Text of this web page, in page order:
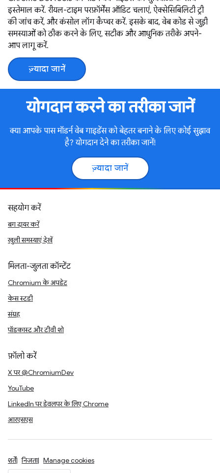
इस्तेमाल करें. रीयल-टाइम परफ़ॉर्मेंस ऑडिट चलाएं, ऐक्सेसिबिलिटी ट्री
की जांच करें, और कंसोल लॉग कैप्चर करें. इसके बाद, वेब कोड से जुड़ी
समस्याओं को ठीक करने के लिए, सटीक और आधुनिक तरीके अपने-
आप लागू करें.
ज़्यादा जानें
योगदान करने का तरीका जानें
क्या आपके पास मॉडर्न वेब गाइडेंस को बेहतर बनाने के लिए कोई सुझाव
है? योगदान देने का तरीका जानें!
ज़्यादा जानें
सहयोग करें
बग दायर करें
खुली समस्याएं देखें
मिलता-जुलता कॉन्टेंट
Chromium के अपडेट
केस स्टडी
संग्रह
पॉडकास्ट और टीवी शो
फ़ॉलो करें
X पर @ChromiumDev
YouTube
LinkedIn पर डेवलपर के लिए Chrome
आरएसएस
शर्तें निजता Manage cookies